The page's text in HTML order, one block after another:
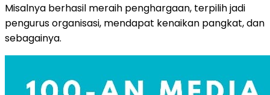
Misalnya berhasil meraih penghargaan, terpilih jadi
pengurus organisasi, mendapat kenaikan pangkat, dan
sebagainya.